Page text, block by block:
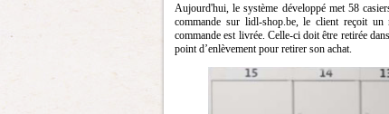
Aujourd'hui, le système développé met 58
commande sur lidl-shop.be, le client reçoit
commande est livrée. Celle-ci doit être retirée
point d’enlèvement pour retirer son achat.